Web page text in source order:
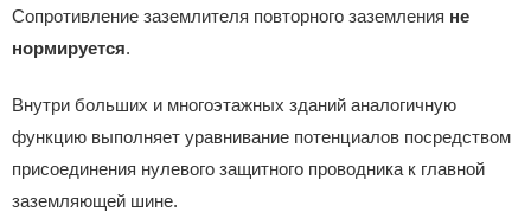
Сопротивление заземлителя повторного заземления не
нормируется.
Внутри больших и многоэтажных зданий аналогичную
функцию выполняет уравнивание потенциалов посредством
присоединения нулевого защитного проводника к главной
заземляющей шине.